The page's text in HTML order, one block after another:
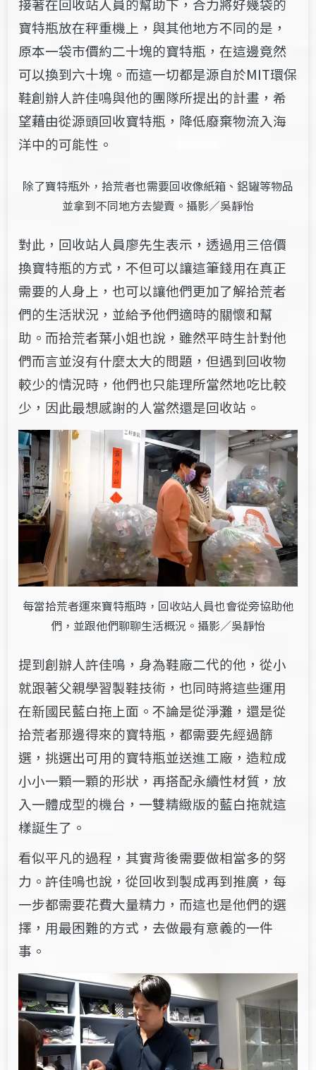
寶特瓶放在秤重機上，與其他地方不同的是，
原本一袋市價約二十塊的寶特瓶，在這邊竟然
可以換到六十塊。而這一切都是源自於MIT環保
鞋創辦人許佳鳴與他的團隊所提出的計畫，希
望藉由從源頭回收寶特瓶，降低廢棄物流入海
洋中的可能性。
除了寶特瓶外，拾荒者也需要回收像紙箱、鋁罐等物品
並拿到不同地方去變賣。攝影／吳靜怡
對此，回收站人員廖先生表示，透過用三倍價
換寶特瓶的方式，不但可以讓這筆錢用在真正
需要的人身上，也可以讓他們更加了解拾荒者
們的生活狀況，並給予他們適時的關懷和幫
助。而拾荒者葉小姐也說，雖然平時生計對他
們而言並沒有什麼太大的問題，但遇到回收物
較少的情況時，他們也只能理所當然地吃比較
少，因此最想感謝的人當然還是回收站。
每當拾荒者運來寶特瓶時，回收站人員也會從旁協助他
們，並跟他們聊聊生活概況。攝影／吳靜怡
提到創辦人許佳鳴，身為鞋廠二代的他，從小
就跟著父親學習製鞋技術，也同時將這些運用
在新國民藍白拖上面。不論是從淨灘，還是從
拾荒者那邊得來的寶特瓶，都需要先經過篩
選，挑選出可用的寶特瓶並送進工廠，造粒成
小小一顆一顆的形狀，再搭配永續性材質，放
入一體成型的機台，一雙精緻版的藍白拖就這
樣誕生了。
看似平凡的過程，其實背後需要做相當多的努
力。許佳鳴也說，從回收到製成再到推廣，每
一步都需要花費大量精力，而這也是他們的選
擇，用最困難的方式，去做最有意義的一件
事。